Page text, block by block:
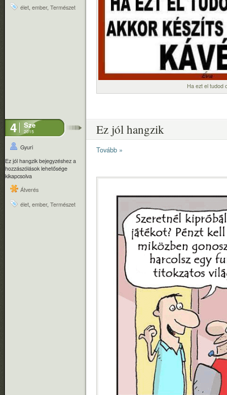
élet ember, Természet
Ha ezt el tudod
4 Sze
2015
Gyuri
Ez jól hangzik bejegyzéshez a
hozzászólások lehetősége
kikapcsolva
Átverés
élet, ember, Természet
Ez jól hangzik
Tovább »